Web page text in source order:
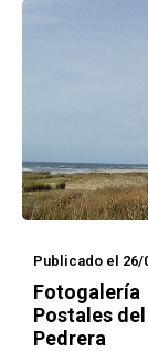
Publicado el 26/
Fotogalería
Postales
Pedrera